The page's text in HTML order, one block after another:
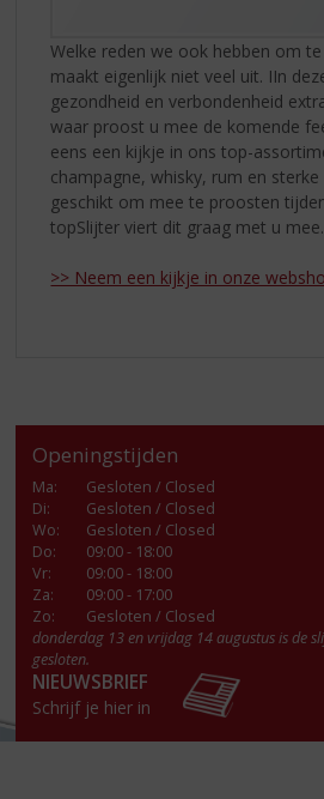
Welke reden we ook hebben om
maakt eigenlijk niet veel uit. IIn
gezondheid en verbondenheid
waar proost u mee de komende
eens een kijkje in ons top-
champagne, whisky, rum en
geschikt om mee te proosten
topSlijter viert dit graag met u mee.
>> Neem een kijkje in onze
Openingstijden
Ma:
Gesloten / Closed
Di:
Gesloten / Closed
Wo:
Gesloten / Closed
Do:
09:00 - 18:00
Vr:
09:00 - 18:00
Za:
09:00 - 17:00
Zo:
Gesloten / Closed
donderdag 13 en vrijdag 14 augustus is de
gesloten.
NIEUWSBRIEF
Schrijf je hier in